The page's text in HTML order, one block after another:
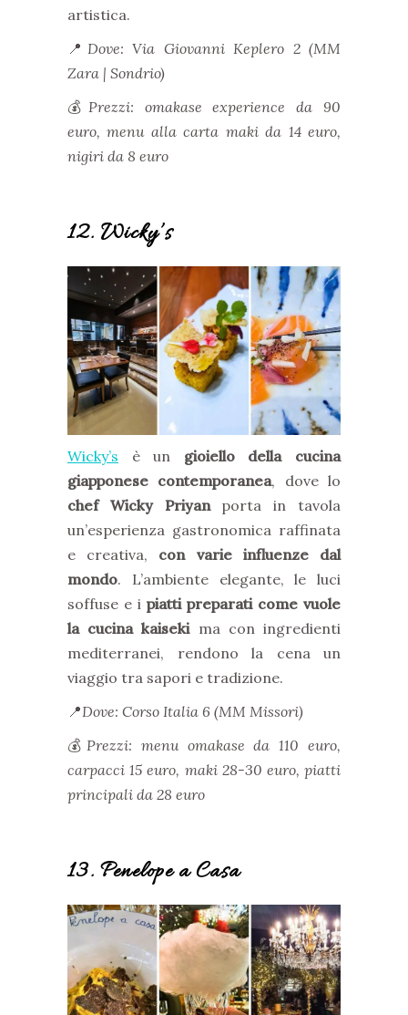
artistica.
📍 Dove: Via Giovanni Keplero 2 (MM
Zara | Sondrio)
💰 Prezzi: omakase experience da 90
euro, menu alla carta maki da 14 euro,
nigiri da 8 euro
12. Wicky’s
Wicky’s è un gioiello della cucina
giapponese contemporanea, dove lo
chef Wicky Priyanporta in tavola
un’esperienza gastronomica raffinata
e creativa, con varie influenze dal
mondo. L’ambiente elegante, le luci
soffuse e i piatti preparati come vuole
la cucina kaisekima con ingredienti
mediterranei, rendono la cena un
viaggio tra sapori e tradizione.
📍Dove: Corso Italia 6 (MM Missori)
💰 Prezzi: menu omakase da 110 euro,
carpacci 15 euro, maki 28-30 euro, piatti
principali da 28 euro
13. Penelope a Casa